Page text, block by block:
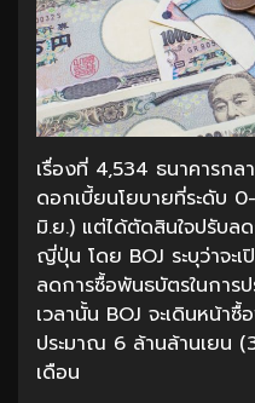
เรื่องที่ 4,534 ธนาคารก
ดอกเบี้ยนโยบายที่ระดับ
มิ.ย.) แต่ได้ตัดสินใจปรับล
ญี่ปุ่น โดย BOJ ระบุว่าจะเ
ลดการซื้อพันธบัตรในการ
เวลานั้น BOJ จะเดินหน้า
ประมาณ 6 ล้านล้านเยน
เดือน